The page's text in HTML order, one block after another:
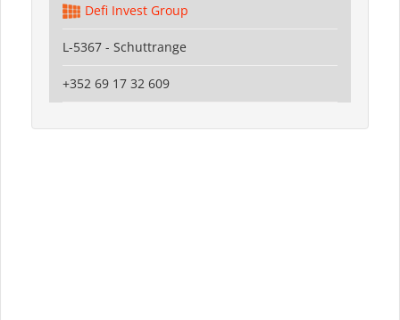
Defi Invest Group
L-5367 - Schuttrange
+352 69 17 32 609